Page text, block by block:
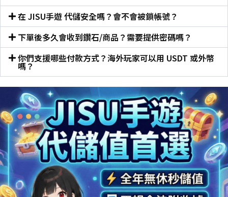
在 JISU手遊 代儲安全嗎？會不會被鎖帳號？
下單後多久會收到鑽石/商品？需要提供密碼嗎？
你們支援哪些付款方式？海外玩家可以用 USDT 或外幣
嗎？